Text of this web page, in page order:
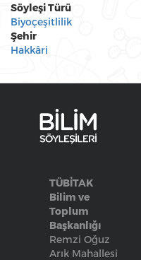
Söyleşi Türü
Biyoçeşitlilik
Şehir
Hakkâri
TÜBİTAK
Bilim ve
Toplum
Başkanlığı
Remzi Oğuz
Arık Mahallesi